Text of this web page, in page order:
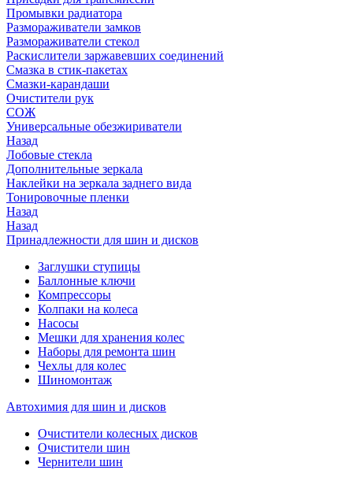
Промывки радиатора
Размораживатели замков
Размораживатели стекол
Раскислители заржавевших соединений
Смазка в стик-пакетах
Смазки-карандаши
Очистители рук
СОЖ
Универсальные обезжириватели
Назад
Лобовые стекла
Дополнительные зеркала
Наклейки на зеркала заднего вида
Тонировочные пленки
Назад
Назад
Принадлежности для шин и дисков
Заглушки ступицы
Баллонные ключи
Компрессоры
Колпаки на колеса
Насосы
Мешки для хранения колес
Наборы для ремонта шин
Чехлы для колес
Шиномонтаж
Автохимия для шин и дисков
Очистители колесных дисков
Очистители шин
Чернители шин